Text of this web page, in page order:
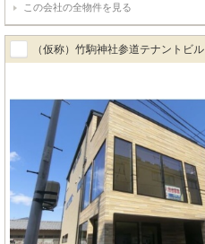
この会社の全物件を見る
（仮称）竹駒神社参道テナントビル